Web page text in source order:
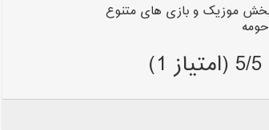
موزیک و بازی های متنوع
5/5 (امتیاز 1)